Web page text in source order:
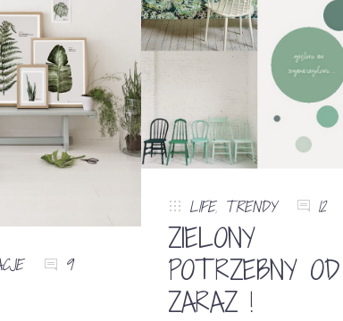
9
LIFE, TRENDY 12
ZIELONY
POTRZEBNY OD
ZARAZ !